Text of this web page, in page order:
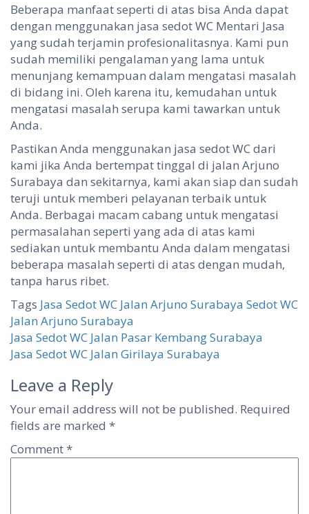
Beberapa manfaat seperti di atas bisa Anda dapat
dengan menggunakan jasa sedot WC Mentari Jasa
yang sudah terjamin profesionalitasnya. Kami pun
sudah memiliki pengalaman yang lama untuk
menunjang kemampuan dalam mengatasi masalah
di bidang ini. Oleh karena itu, kemudahan untuk
mengatasi masalah serupa kami tawarkan untuk
Anda.
Pastikan Anda menggunakan jasa sedot WC dari
kami jika Anda bertempat tinggal di jalan Arjuno
Surabaya dan sekitarnya, kami akan siap dan sudah
teruji untuk memberi pelayanan terbaik untuk
Anda. Berbagai macam cabang untuk mengatasi
permasalahan seperti yang ada di atas kami
sediakan untuk membantu Anda dalam mengatasi
beberapa masalah seperti di atas dengan mudah,
tanpa harus ribet.
Tags Jasa Sedot WC Jalan Arjuno Surabaya Sedot WC
Jalan Arjuno Surabaya
Post
navigation
Jasa Sedot WC Jalan Pasar Kembang Surabaya
Jasa Sedot WC Jalan Girilaya Surabaya
Leave a Reply
Your email address will not be published. Required
fields are marked *
Comment*